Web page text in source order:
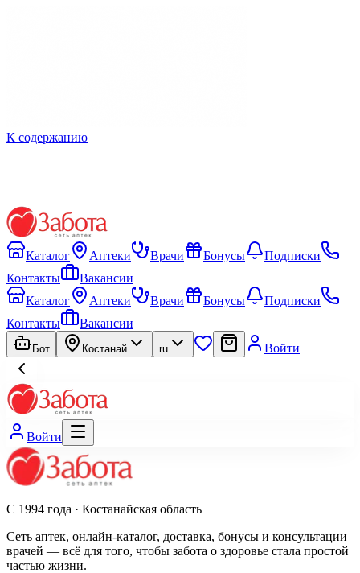
К содержанию
Каталог Аптеки Врачи Бонусы
Подписки
Контакты
Вакансии
Каталог
Аптеки Врачи Бонусы
Подписки
Контакты
Вакансии
Бот Костанай ru Войти
Войти
С 1994 года · Костанайская область
Сеть аптек, онлайн-каталог, доставка, бонусы и консультации
врачей — всё для того, чтобы забота о здоровье стала простой
частью жизни.